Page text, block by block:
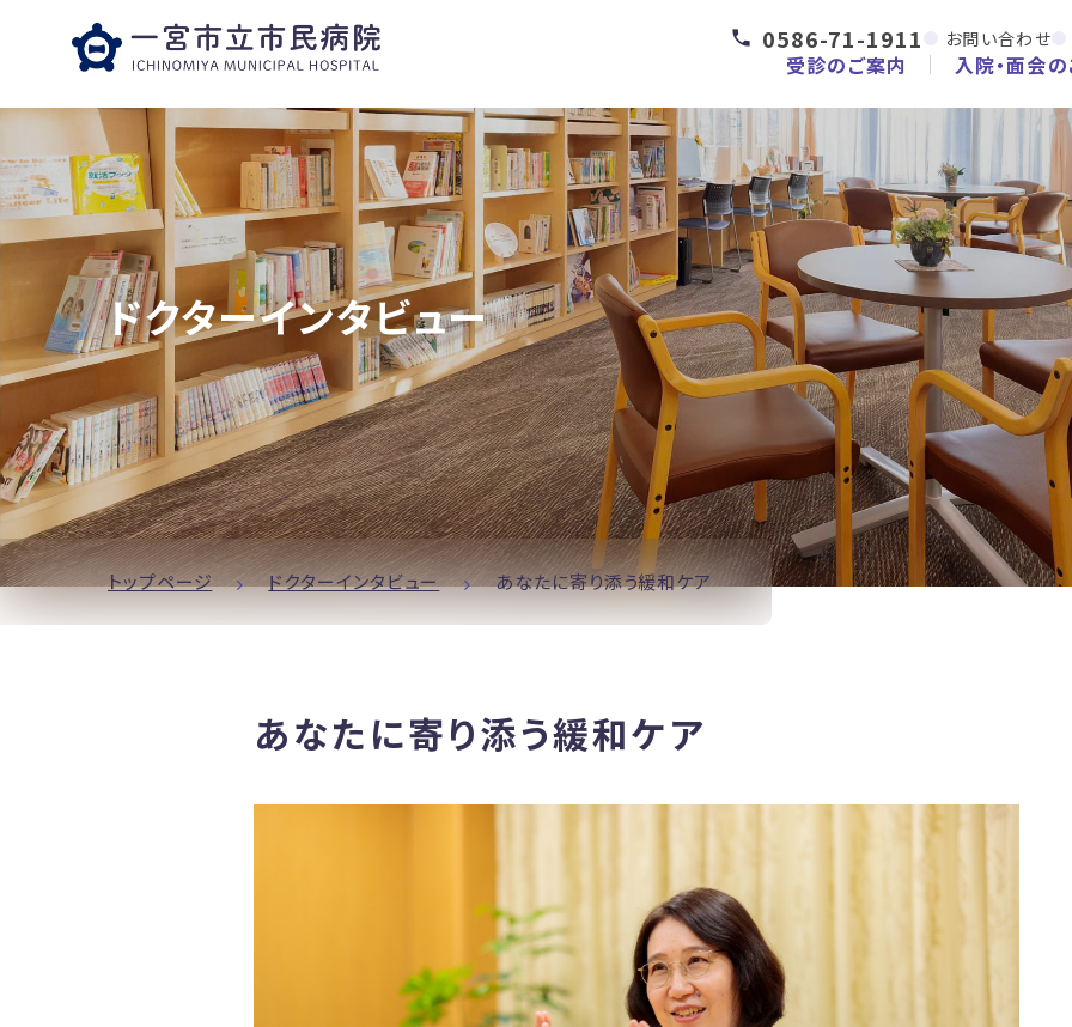
0586-71-1911 お問い合わせ
受診のご案内 入院・面会
ドクターインタビュー
トップページ ドクターインタビュー あなたに寄り添う緩和ケア
あなたに寄り添う緩和ケア